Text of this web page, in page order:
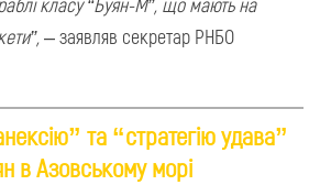
– заявляв секретар РНБО
та “стратегію удава”
в Азовському морі